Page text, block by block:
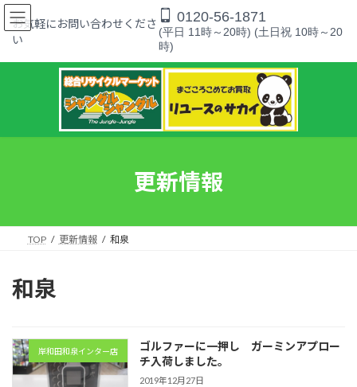
コ
ン
ッ
ナ
ビ
移
お気軽にお問い合わせくださ
い
0120-56-1871
(平日 11時～20時) (土日祝 10時～20
時)
更新情報
TOP 更新情報 和泉
和泉
岸和田和泉インター店
ゴルファーに一押し ガーミンアプロー
チ入荷しました。
2019年12月27日